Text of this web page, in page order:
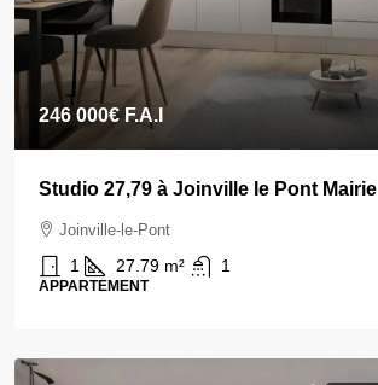
246 000€ F.A.I
Studio 27,79 à Joinville le Pont Mairie
Joinville-le-Pont
1 27.79 m² 1
APPARTEMENT